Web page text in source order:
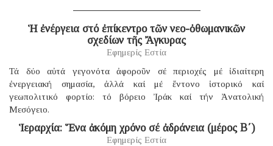
Ἡ ἐνέργεια στό ἐπίκεντρο τῶν νεο-ὀθωμανικῶν
σχεδίων τῆς Ἄγκυρας
Εφημερίς Εστία
Τά δύο αὐτά γεγονότα ἀφοροῦν σέ περιοχές μέ ἰδιαίτερη
ἐνεργειακή σημασία, ἀλλά καί μέ ἔντονο ἱστορικό καί
γεωπολιτικό φορτίο: τό βόρειο Ἰράκ καί τήν Ἀνατολική
Μεσόγειο.
Ἱεραρχία: Ἕνα ἀκόμη χρόνο σέ ἀδράνεια (μέρος B΄)
Εφημερίς Εστία